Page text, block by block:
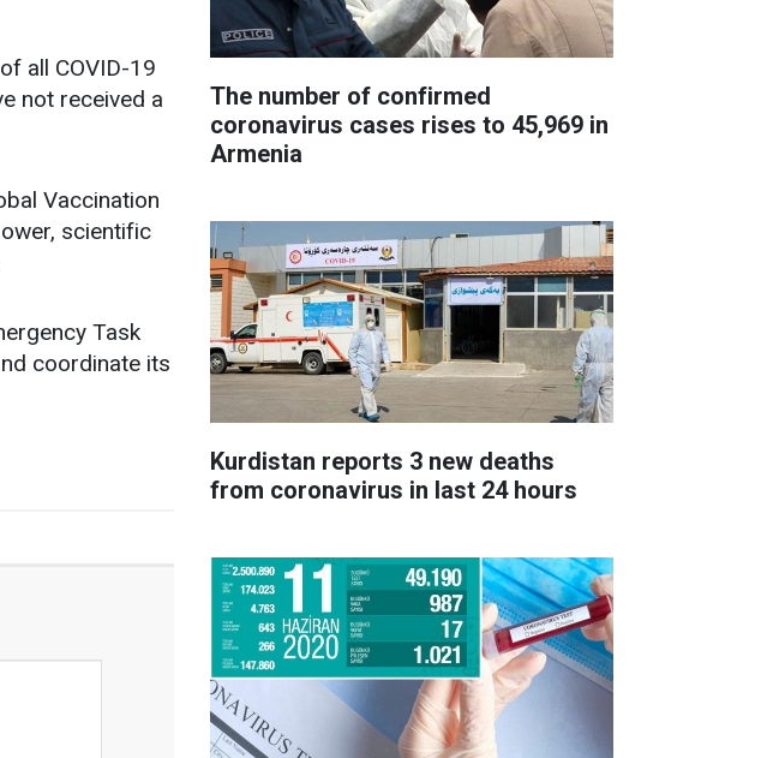
all COVID-19
not received a
Vaccination
scientific
Task
coordinate its
The number of confirmed
coronavirus cases rises to 45,969 in
Armenia
Kurdistan reports 3 new deaths
from coronavirus in last 24 hours